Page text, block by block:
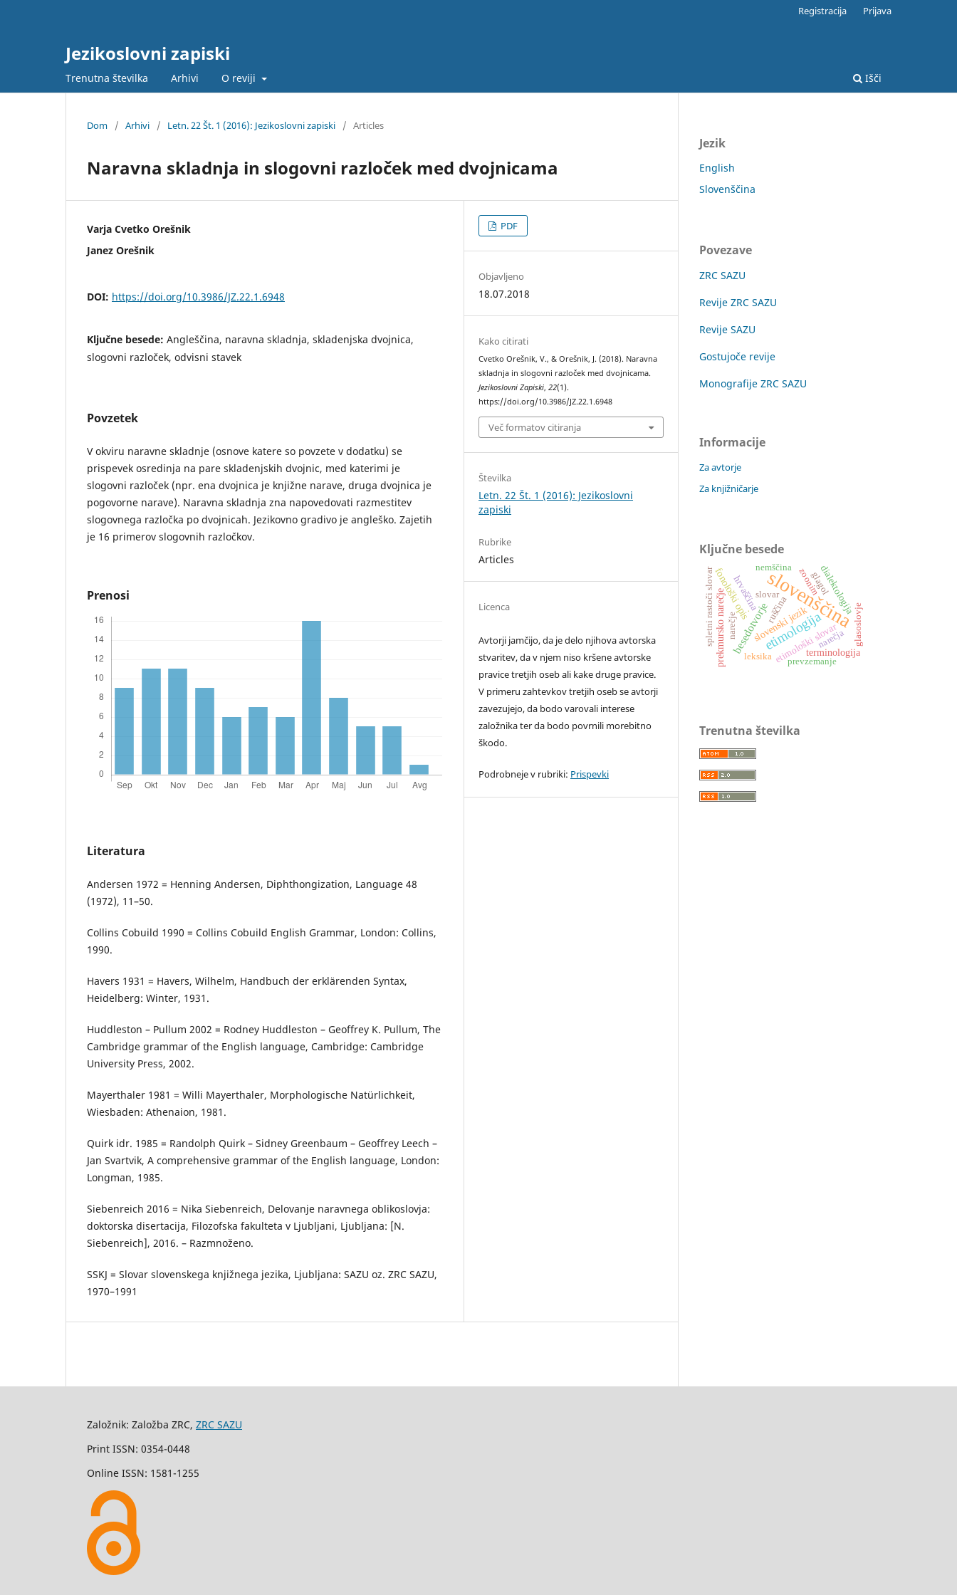
Jezikoslovni zapiski
Trenutna številka Arhivi O reviji Išči
Registracija Prijava
Dom / Arhivi / Letn. 22 Št. 1 (2016): Jezikoslovni zapiski / Articles
Naravna skladnja in slogovni razloček med dvojnicama
Varja Cvetko Orešnik
Janez Orešnik
DOI: https://doi.org/10.3986/JZ.22.1.6948
Ključne besede: Angleščina, naravna skladnja, skladenjska dvojnica,
slogovni razloček, odvisni stavek
Povzetek
V okviru naravne skladnje (osnove katere so povzete v dodatku) se
prispevek osredinja na pare skladenjskih dvojnic, med katerimi je
slogovni razloček (npr. ena dvojnica je knjižne narave, druga dvojnica je
pogovorne narave). Naravna skladnja zna napovedovati razmestitev
slogovnega razločka po dvojnicah. Jezikovno gradivo je angleško. Zajetih
je 16 primerov slogovnih razločkov.
Prenosi
Literatura
Andersen 1972 = Henning Andersen, Diphthongization, Language 48
(1972), 11–50.
Collins Cobuild 1990 = Collins Cobuild English Grammar, London: Collins,
1990.
Havers 1931 = Havers, Wilhelm, Handbuch der erklärenden Syntax,
Heidelberg: Winter, 1931.
Huddleston – Pullum 2002 = Rodney Huddleston – Geoffrey K. Pullum, The
Cambridge grammar of the English language, Cambridge: Cambridge
University Press, 2002.
Mayerthaler 1981 = Willi Mayerthaler, Morphologische Natürlichkeit,
Wiesbaden: Athenaion, 1981.
Quirk idr. 1985 = Randolph Quirk – Sidney Greenbaum – Geoffrey Leech –
Jan Svartvik, A comprehensive grammar of the English language, London:
Longman, 1985.
Siebenreich 2016 = Nika Siebenreich, Delovanje naravnega oblikoslovja:
doktorska disertacija, Filozofska fakulteta v Ljubljani, Ljubljana: [N.
Siebenreich], 2016. – Razmnoženo.
SSKJ = Slovar slovenskega knjižnega jezika, Ljubljana: SAZU oz. ZRC SAZU,
1970–1991
PDF
Objavljeno
18.07.2018
Kako citirati
Cvetko Orešnik, V., & Orešnik, J. (2018). Naravna
skladnja in slogovni razloček med dvojnicama.
Jezikoslovni Zapiski,22(1).
https://doi.org/10.3986/JZ.22.1.6948
Več formatov citiranja
Številka
Letn. 22 Št. 1 (2016): Jezikoslovni
zapiski
Rubrike
Articles
Licenca
Avtorji jamčijo, da je delo njihova avtorska
stvaritev, da v njem niso kršene avtorske
pravice tretjih oseb ali kake druge pravice.
V primeru zahtevkov tretjih oseb se avtorji
zavezujejo, da bodo varovali interese
založnika ter da bodo povrnili morebitno
škodo.
Podrobneje v rubriki: Prispevki
Jezik
English
Slovenščina
Povezave
ZRC SAZU
Revije ZRC SAZU
Revije SAZU
Gostujoče revije
Monografije ZRC SAZU
Informacije
Za avtorje
Za knjižničarje
Ključne besede
slovenščina
etimologija
besedotvorjeslovenski jezik
fonološki opis
prekmursko narečje .
hrvaščina
etimološki slovar
dialektologija
terminologija
ruščina
leksika
slovar
spletni rastoči slovar zoonim
glasoslovje
prevzemanje
glagol
narečje narečja
nemščina
Trenutna številka
Založnik: Založba ZRC, ZRC SAZU
Print ISSN: 0354-0448
Online ISSN: 1581-1255